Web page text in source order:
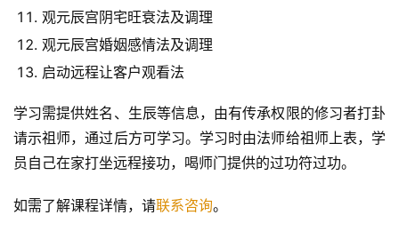
观元辰宫阴宅旺衰法及调理
观元辰宫婚姻感情法及调理
启动远程让客户观看法
学习需提供姓名、生辰等信息，由有传承权限的修习者打卦
请示祖师，通过后方可学习。学习时由法师给祖师上表，学
员自己在家打坐远程接功，喝师门提供的过功符过功。
如需了解课程详情，请联系咨询。